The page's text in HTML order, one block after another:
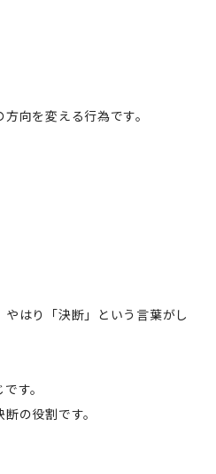
向を変える行為です。
はり「決断」という言葉がし
す。
の役割です。